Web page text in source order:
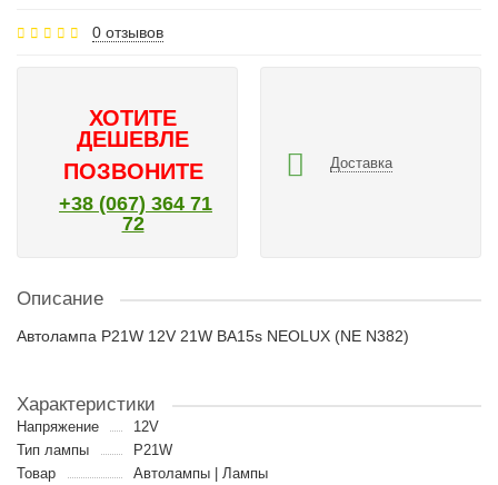
0 отзывов
ХОТИТЕ
ДЕШЕВЛЕ
ПОЗВОНИТЕ
+38 (067) 364 71
72
Доставка
Описание
Автолампа P21W 12V 21W BA15s NEOLUX (NE N382)
Характеристики
Напряжение
12V
Тип лампы
P21W
Товар
Автолампы | Лампы